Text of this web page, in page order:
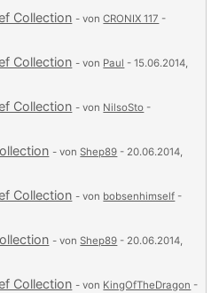
Collection - vonCRONIX 117 -
Collection - von Paul - 15.06.2014,
Collection - von NilsoSto -
- vonShep89 - 20.06.2014,
Collection - von bobsenhimself -
- vonShep89 - 20.06.2014,
Collection - von KingOfTheDragon -